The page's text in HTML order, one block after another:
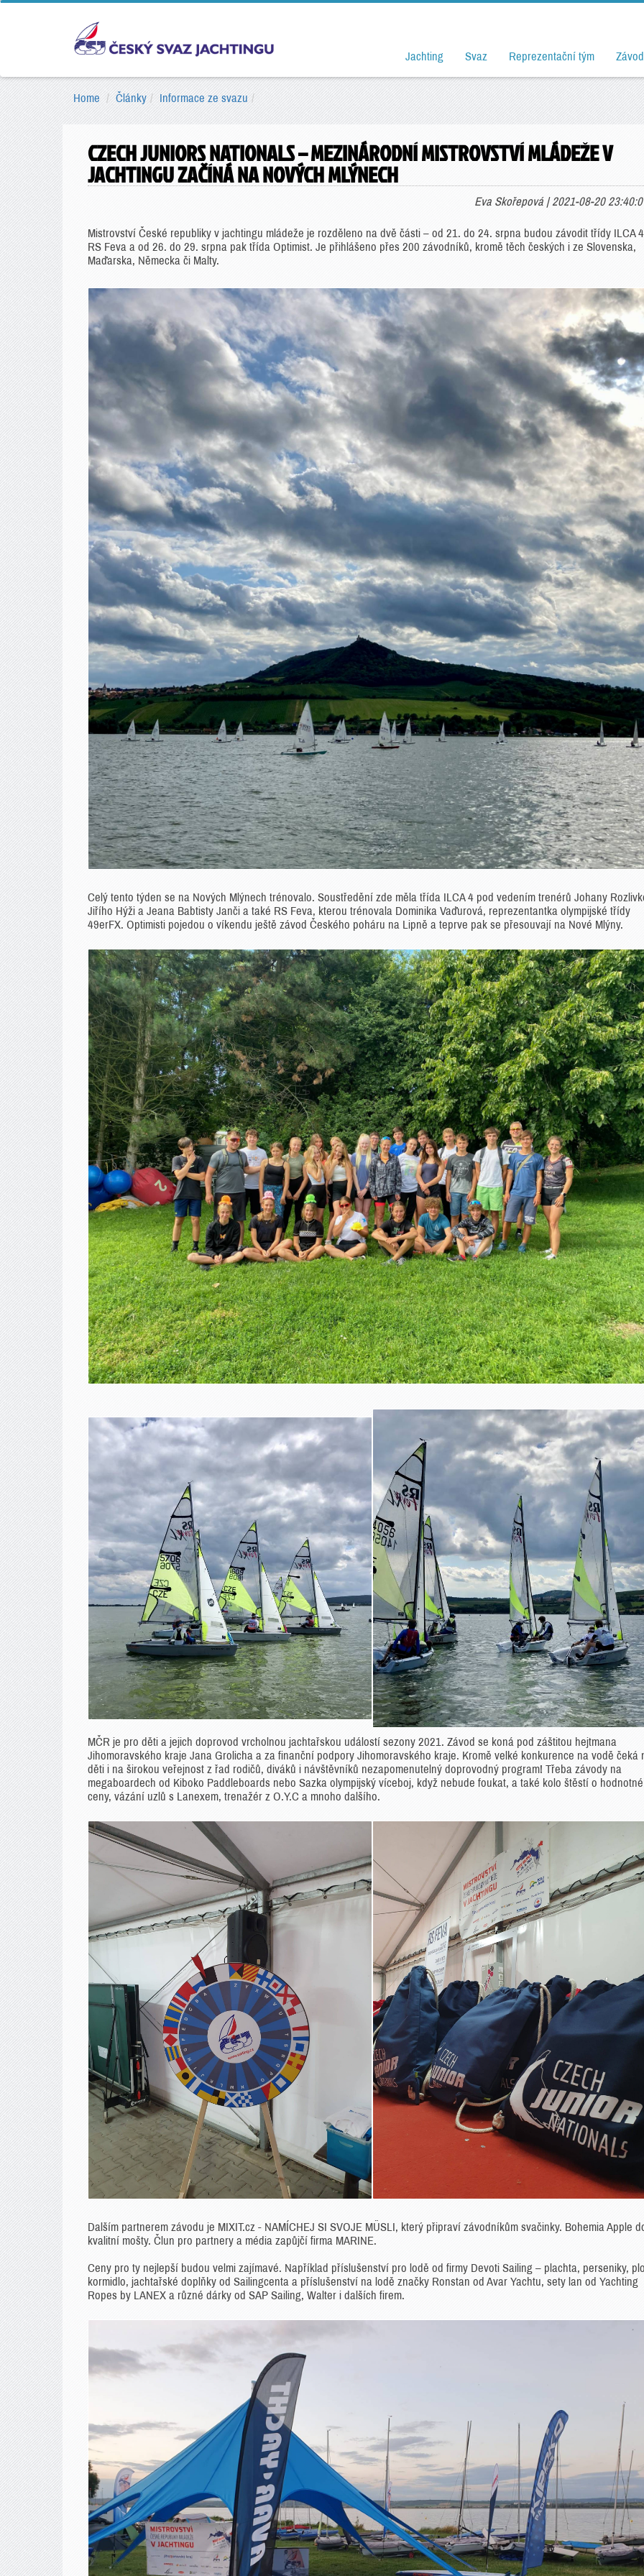
Jachting Svaz Reprezentační tým
Home Články Informace ze svazu
CZECH JUNIORS NATIONALS – MEZINÁRODNÍ MISTROVSTVÍ MLÁDEŽE V
JACHTINGU ZAČÍNÁ NA NOVÝCH MLÝNECH
Eva Skořepová | 2021-08-20
Mistrovství České republiky v jachtingu mládeže je rozděleno na dvě části – od 21. do 24. srpna budou závodit třídy ILCA
RS Feva a od 26. do 29. srpna pak třída Optimist. Je přihlášeno přes 200 závodníků, kromě těch českých i ze Slovenska,
Maďarska, Německa či Malty.
Celý tento týden se na Nových Mlýnech trénovalo. Soustředění zde měla třída ILCA 4 pod vedením trenérů Johany
Jiřího Hýži a Jeana Babtisty Janči a také RS Feva, kterou trénovala Dominika Vaďurová, reprezentantka olympijské třídy
49erFX. Optimisti pojedou o víkendu ještě závod Českého poháru na Lipně a teprve pak se přesouvají na Nové Mlýny.
MČR je pro děti a jejich doprovod vrcholnou jachtařskou událostí sezony 2021. Závod se koná pod záštitou hejtmana
Jihomoravského kraje Jana Grolicha a za finanční podpory Jihomoravského kraje. Kromě velké konkurence na vodě čeká
děti i na širokou veřejnost z řad rodičů, diváků i návštěvníků nezapomenutelný doprovodný program! Třeba závody na
megaboardech od Kiboko Paddleboards nebo Sazka olympijský víceboj, když nebude foukat, a také kolo štěstí o hodnotné
ceny, vázání uzlů s Lanexem, trenažér z O.Y.C a mnoho dalšího.
Dalším partnerem závodu je MIXIT.cz - NAMÍCHEJ SI SVOJE MÜSLI, který připraví závodníkům svačinky. Bohemia Apple
kvalitní mošty. Člun pro partnery a média zapůjčí firma MARINE.
Ceny pro ty nejlepší budou velmi zajímavé. Například příslušenství pro lodě od firmy Devoti Sailing – plachta, perseniky,
kormidlo, jachtařské doplňky od Sailingcenta a příslušenství na lodě značky Ronstan od Avar Yachtu, sety lan od Yachting
Ropes by LANEX a různé dárky od SAP Sailing, Walter i dalších firem.